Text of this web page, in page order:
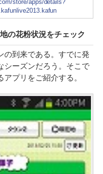
store/apps/details?
の花粉状況をチェック
到来である。すでに発
シーズンだろう。そこで
プリをご紹介する。